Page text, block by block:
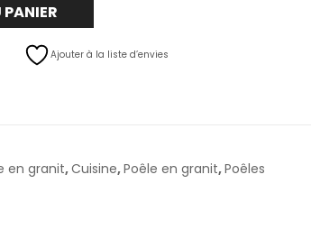
Ajouter à la liste d’envies
en granit,Cuisine,Poêle en granit,Poêles